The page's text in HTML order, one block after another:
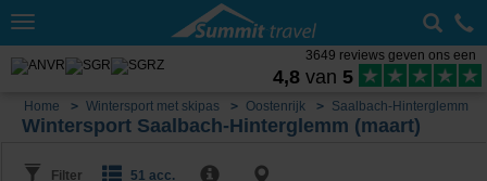
Toggle
3649 reviews geven ons een
4,8 van 5
Home Wintersport met skipas Oostenrijk Saalbach-Hinterglemm
Wintersport Saalbach-Hinterglemm (maart)
Filter 51 acc.